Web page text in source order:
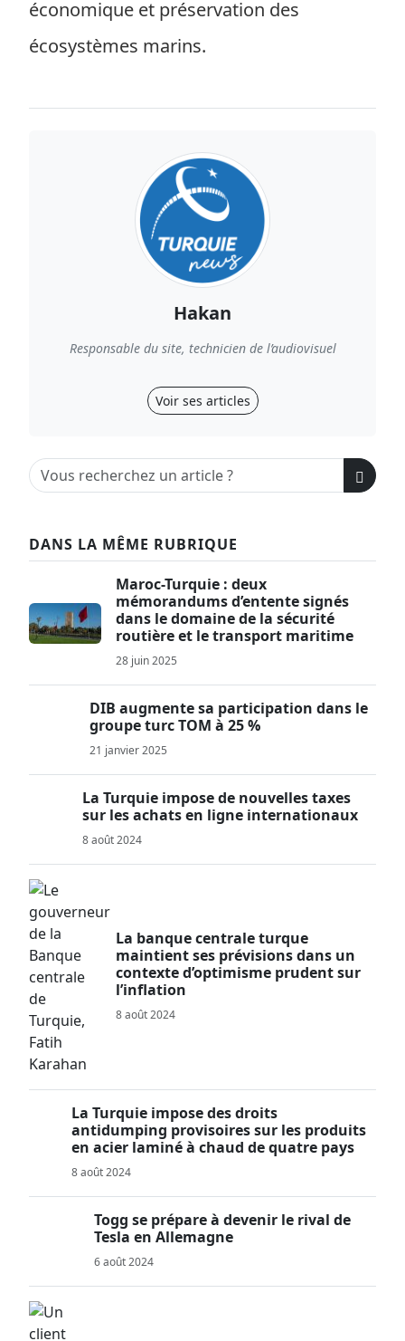
économique et préservation des
écosystèmes marins.
Hakan
Responsable du site, technicien de l’audiovisuel
Voir ses articles
DANS LA MÊME RUBRIQUE
Maroc-Turquie : deux
mémorandums d’entente signés
dans le domaine de la sécurité
routière et le transport maritime
28 juin 2025
DIB augmente sa participation dans le
groupe turc TOM à 25 %
21 janvier 2025
La Turquie impose de nouvelles taxes
sur les achats en ligne internationaux
8 août 2024
La banque centrale turque
maintient ses prévisions dans un
contexte d’optimisme prudent sur
l’inflation
8 août 2024
La Turquie impose des droits
antidumping provisoires sur les produits
en acier laminé à chaud de quatre pays
8 août 2024
Togg se prépare à devenir le rival de
Tesla en Allemagne
6 août 2024